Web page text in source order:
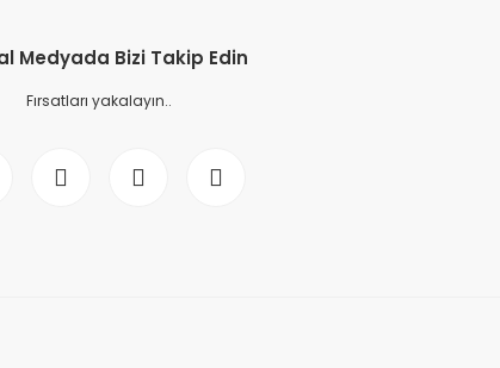
Medyada Bizi Takip Edin
Fırsatları yakalayın..